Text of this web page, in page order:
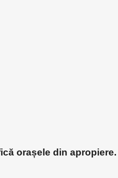
orașele din apropiere.